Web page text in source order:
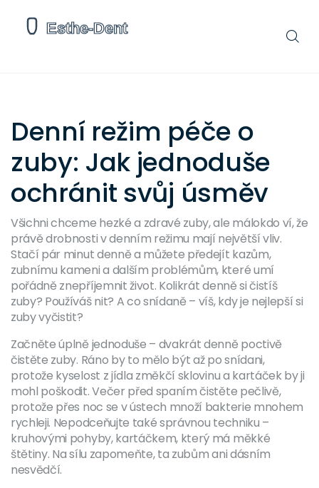
Denní režim péče o
zuby: Jak jednoduše
ochránit svůj úsměv
Všichni chceme hezké a zdravé zuby, ale málokdo ví, že
právě drobnosti v denním režimu mají největší vliv.
Stačí pár minut denně a můžete předejít kazům,
zubnímu kameni a dalším problémům, které umí
pořádně znepříjemnit život. Kolikrát denně si čistíš
zuby? Používáš nit? A co snídaně – víš, kdy je nejlepší si
zuby vyčistit?
Začněte úplně jednoduše – dvakrát denně poctivě
čistěte zuby. Ráno by to mělo být až po snídani,
protože kyselost z jídla změkčí sklovinu a kartáček by ji
mohl poškodit. Večer před spaním čistěte pečlivě,
protože přes noc se v ústech množí bakterie mnohem
rychleji. Nepodceňujte také správnou techniku –
kruhovými pohyby, kartáčkem, který má měkké
štětiny. Na sílu zapomeňte, ta zubům ani dásním
nesvědčí.